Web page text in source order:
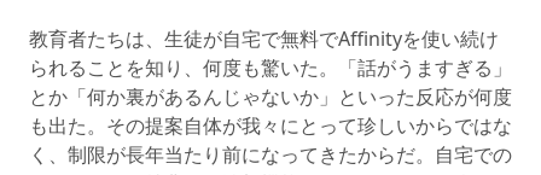
教育者たちは、生徒が自宅で無料でAffinityを使い続け
られることを知り、何度も驚いた。「話がうますぎる」
とか「何か裏があるんじゃないか」といった反応が何度
も出た。その提案自体が我々にとって珍しいからではな
く、制限が長年当たり前になってきたからだ。自宅での